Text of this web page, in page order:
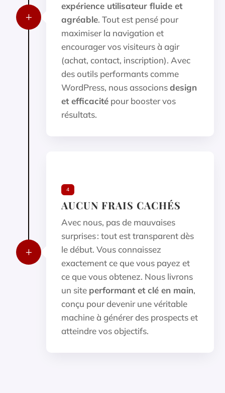
L
expérience utilisateur fluide et
agréable. Tout est pensé pour
maximiser la navigation et
encourager vos visiteurs à agir
(achat, contact, inscription). Avec
des outils performants comme
WordPress, nous associonsdesign
et efficacité pour booster vos
résultats.
L
4
AUCUN FRAIS CACHÉS
Avec nous, pas de mauvaises
surprises : tout est transparent dès
le début. Vous connaissez
exactement ce que vous payez et
ce que vous obtenez. Nous livrons
un site performant et clé en main,
conçu pour devenir une véritable
machine à générer des prospects et
atteindre vos objectifs.